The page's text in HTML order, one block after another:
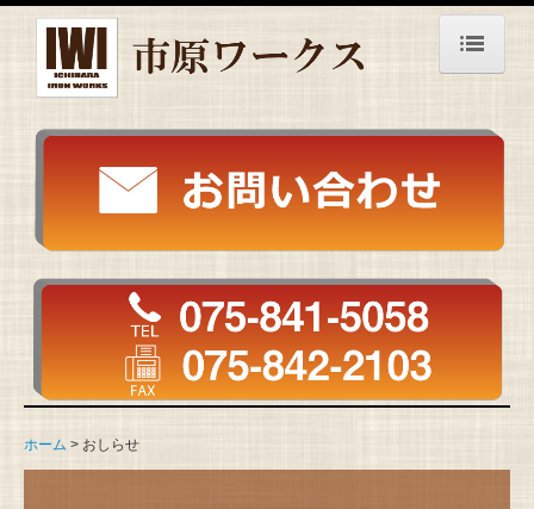
ホーム
事業紹介
製作事例
一般看板・電飾看板
建築金物
ホーム おしらせ